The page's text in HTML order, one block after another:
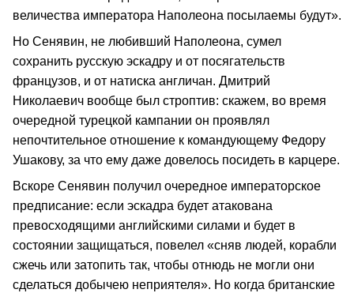
величества императора Наполеона посылаемы будут».
Но Сенявин, не любивший Наполеона, сумел
сохранить русскую эскадру и от посягательств
французов, и от натиска англичан. Дмитрий
Николаевич вообще был строптив: скажем, во время
очередной турецкой кампании он проявлял
непочтительное отношение к командующему Федору
Ушакову, за что ему даже довелось посидеть в карцере.
Вскоре Сенявин получил очередное императорское
предписание: если эскадра будет атакована
превосходящими английскими силами и будет в
состоянии защищаться, повелел «сняв людей, корабли
сжечь или затопить так, чтобы отнюдь не могли они
сделаться добычею неприятеля». Но когда британские